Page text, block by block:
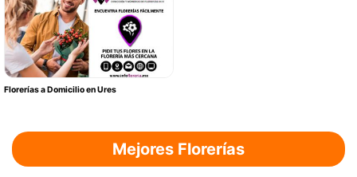
Florerías a Domicilio en Ures
Mejores Florerías